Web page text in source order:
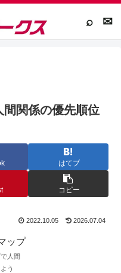
⌕ ✉
関係の優先順位
はてブ
コピー
2022.10.05 2026.07.04
人間
う